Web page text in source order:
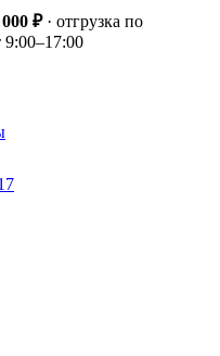
000 ₽· отгрузка по